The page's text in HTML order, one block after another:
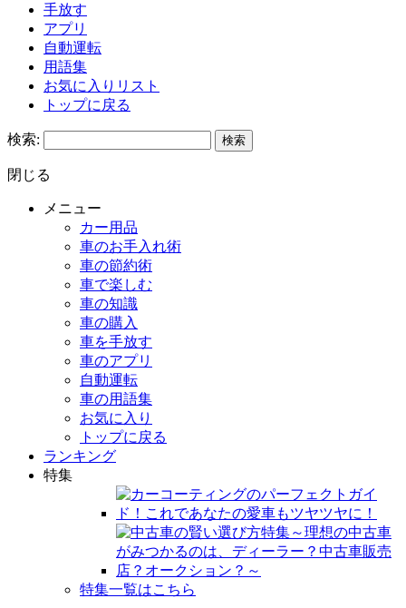
手放す
アプリ
自動運転
用語集
お気に入りリスト
トップに戻る
検索:
閉じる
メニュー
カー用品
車のお手入れ術
車の節約術
車で楽しむ
車の知識
車の購入
車を手放す
車のアプリ
自動運転
車の用語集
お気に入り
トップに戻る
ランキング
特集
特集一覧はこちら